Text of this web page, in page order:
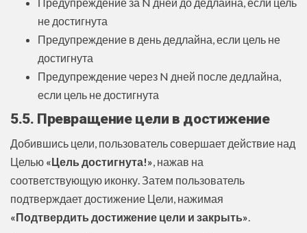
Предупреждение за N дней до дедлайна, если цель
не достигнута
Предупреждение в день дедлайна, если цель не
достигнута
Предупреждение через N дней после дедлайна,
если цель не достигнута
5.5. Превращение цели в достижение
Добившись цели, пользователь совершает действие над
Целью «Цель достигнута!», нажав на
соответствующую иконку. Затем пользователь
подтверждает достижение Цели, нажимая
«Подтвердить достижение цели и закрыть».